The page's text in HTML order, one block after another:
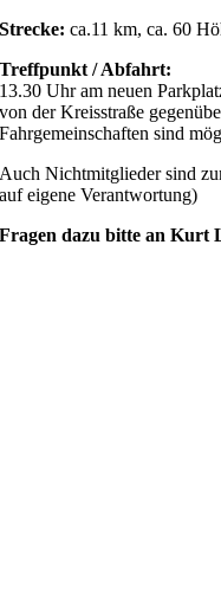
Strecke: ca.11 km, ca. 60
Treffpunkt / Abfahrt:
13.30 Uhr am neuen
von der Kreisstraße
Fahrgemeinschaften sind
Auch Nichtmitglieder sind
auf eigene Verantwortung)
Fragen dazu bitte an Kurt